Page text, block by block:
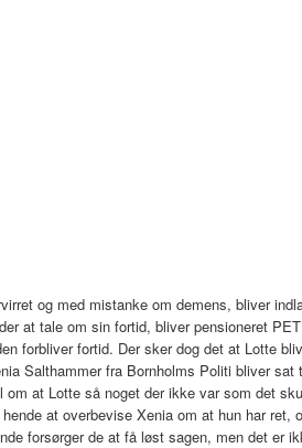
og med mistanke om demens, bliver
at tale om sin fortid, bliver pensioneret
forbliver fortid. Der sker dog det at Lotte
Salthammer fra Bornholms Politi bliver sat
at Lotte så noget der ikke var som det
at overbevise Xenia om at hun har ret,
forsørger de at få løst sagen, men det er